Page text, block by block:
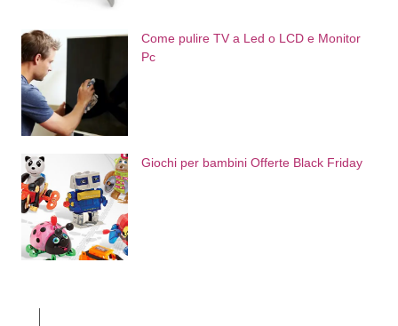
Come pulire TV a Led o LCD e Monitor
Pc
Giochi per bambini Offerte Black Friday